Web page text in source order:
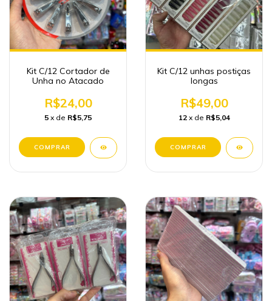
Kit C/12 Cortador de
Unha no Atacado
R$24,00
5 x de R$5,75
Kit C/12 unhas postiças
longas
R$49,00
12 x de R$5,04